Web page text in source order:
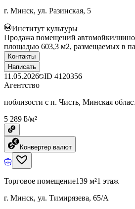
г. Минск, ул. Разинская, 5
Институт культуры
Продажа помещений автомойки/
площадью 603,3 м2, размещаемых в
Контакты
Написать
11.05.2026 ID 4120356
Агентство
поблизости с п. Чисть, Минская
5 289 ƃ/м²
Конвертер валют
Торговое помещение139 м²1 этаж
г. Минск, ул. Тимирязева, 65/А